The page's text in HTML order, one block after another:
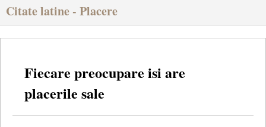
Citate latine - Placere
Fiecare preocupare isi are
placerile sale